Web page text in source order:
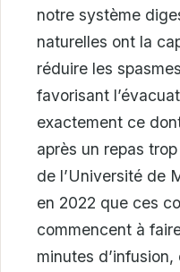
notre système
naturelles ont la
réduire les
favorisant
exactement ce
après un repas
de l’Université de
en 2022 que ces
commencent à
minutes